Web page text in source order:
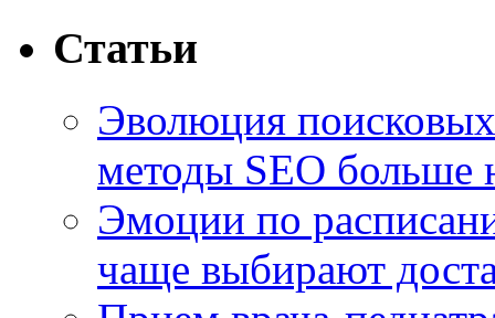
Статьи
Эволюция
методы SEO больше
Эмоции по
чаще выбирают